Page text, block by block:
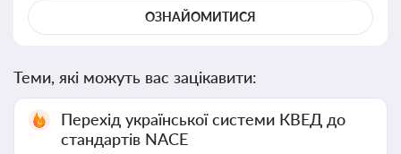
ОЗНАЙОМИТИСЯ
Теми, які можуть вас зацікавити:
Перехід української системи КВЕД до
стандартів NACE